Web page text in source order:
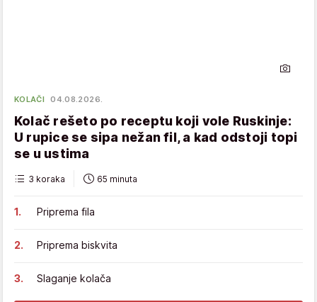
KOLAČI 04.08.2026.
Kolač rešeto po receptu koji vole Ruskinje:
U rupice se sipa nežan fil, a kad odstoji topi
se u ustima
3 koraka 65 minuta
Priprema fila
Priprema biskvita
Slaganje kolača